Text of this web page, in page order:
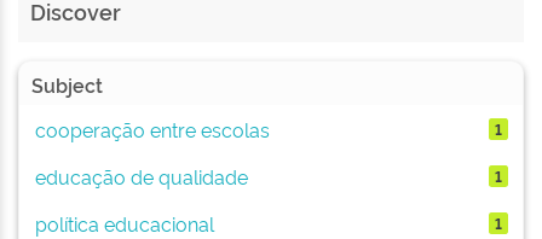
Discover
Subject
cooperação entre escolas
1
educação de qualidade 1
política educacional 1